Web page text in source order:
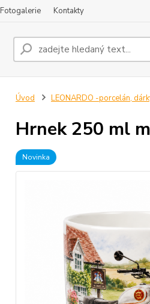
Fotogalerie Kontakty
Úvod LEONARDO -porcelán,
Hrnek 250 ml
Novinka